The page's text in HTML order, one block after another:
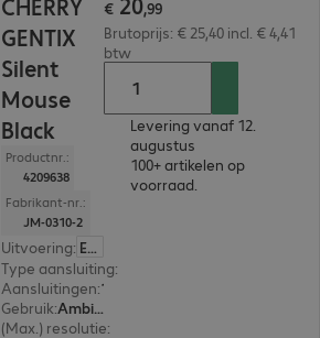
CHERRY
GENTIX
Silent
Mouse
Black
Productnr.:
4209638
Fabrikant-nr.:
JM-0310-2
Uitvoering: Europa
Type aansluiting:
Aansluitingen:
Gebruik:
Ambidextrous
(Max.) resolutie:
€ ,99
Brutoprijs: € 25,40 incl. € 4,41
btw
Levering vanaf 12.
augustus
100+ artikelen op
voorraad.